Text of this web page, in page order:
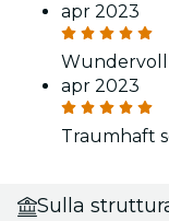
apr 2023
Wundervoll
apr 2023
Traumhaft
Sulla